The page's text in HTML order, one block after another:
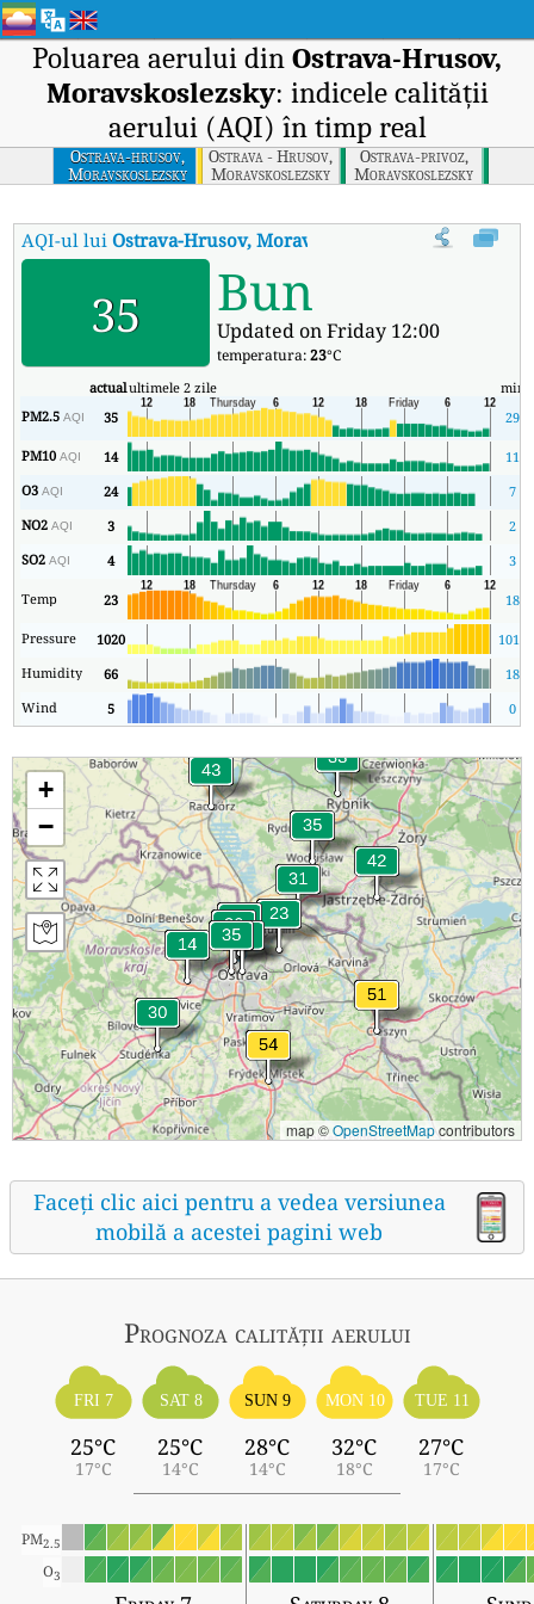
Poluarea aerului din Ostrava-Hrusov,
Moravskoslezsky: indicele calității
aerului (AQI) în timp real
Ostrava-hrusov,
Moravskoslezsky
Ostrava - Hrusov,
Moravskoslezsky
Ostrava-privoz,
Moravskoslezsky
AQI-ul luiOstrava-Hrusov, Moravskoslezsky Indicele calității
35 Bun
Updated on Friday 12:00
temperatura:23°C
actualultimele 2 zile min
PM2.5AQI 35 29
PM10AQI 14
11
O3AQI 24
7
NO2AQI 3
2
SO2AQI 4 3
Temp 23 18
Pressure 1020 1014
Humidity
66 18
Wind
5 0
+
−
map ©OpenStreetMapcontributors
Faceți clic aici pentru a vedea versiunea
mobilă a acestei pagini web
Prognoza calității aerului
FRI 7
25°C
17°C
SAT 8
25°C
14°C
SUN 9
28°C
14°C
MON 10
32°C
18°C
TUE 11
27°C
17°C
PM2.5
O3